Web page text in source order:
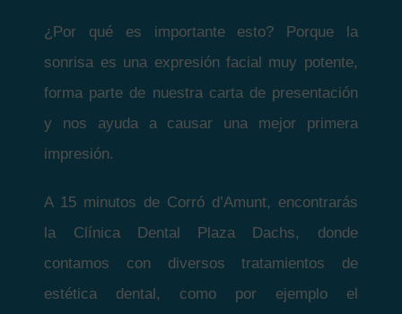
¿Por qué es importante esto? Porque la
sonrisa es una expresión facial muy potente,
forma parte de nuestra carta de presentación
y nos ayuda a causar una mejor primera
impresión.
A 15 minutos de Corró d’Amunt, encontrarás
la Clínica Dental Plaza Dachs, donde
contamos con diversos tratamientos de
estética dental, como por ejemplo el